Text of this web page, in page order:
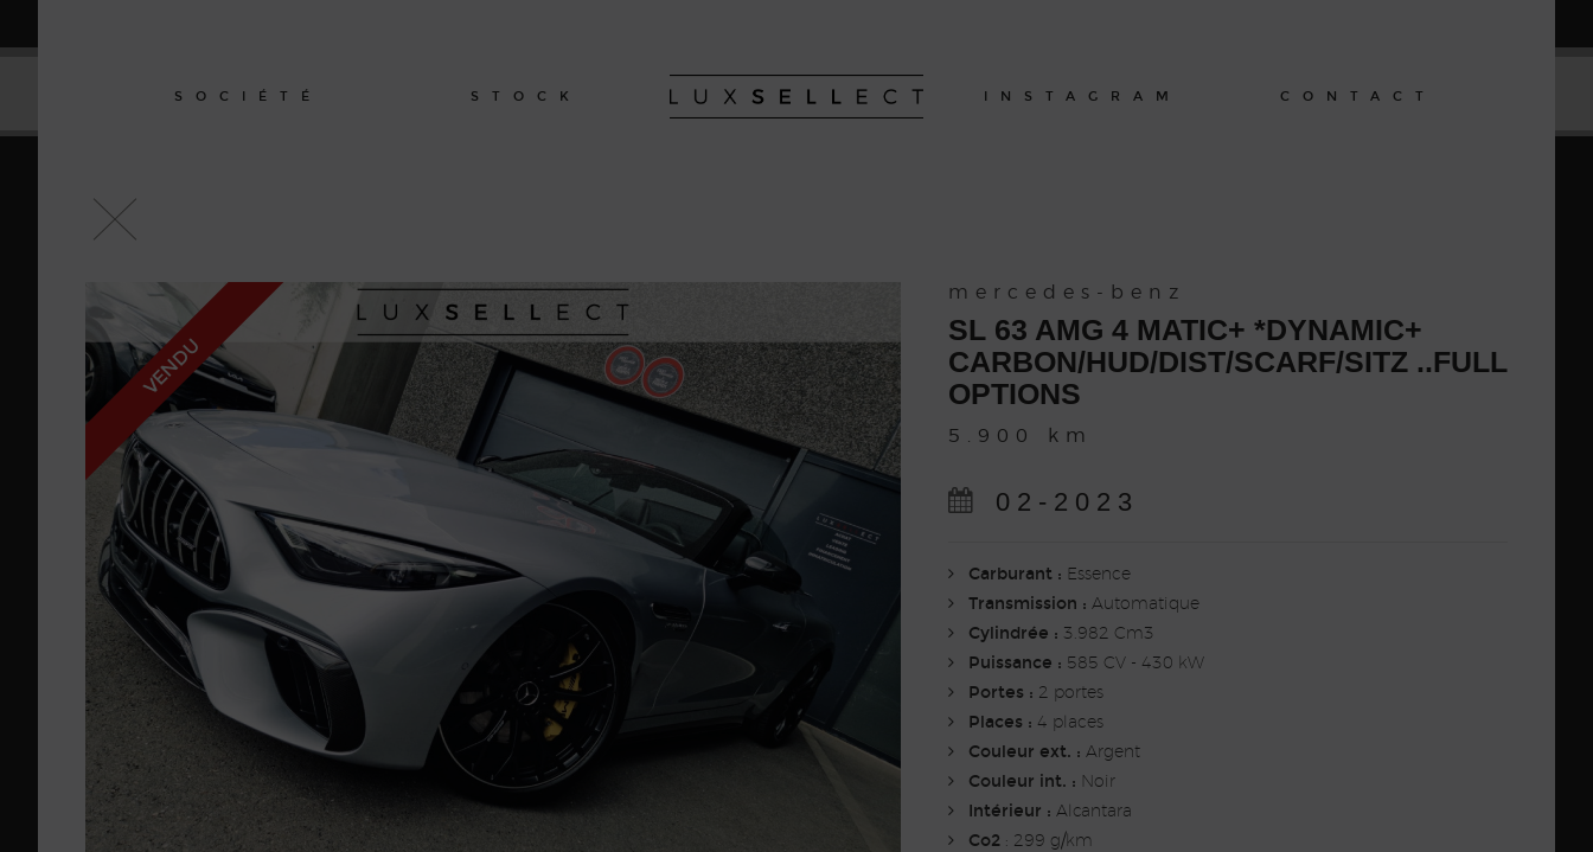
SOCIÉTÉ STOCK INSTAGRAM CONTACT
VENDU
mercedes-benz
SL 63 AMG 4 MATIC+ *DYNAMIC+
CARBON/HUD/DIST/SCARF/SITZ ..FULL
OPTIONS
5.900 km
02-2023
Carburant : Essence
Transmission : Automatique
Cylindrée : 3.982 Cm3
Puissance : 585 CV - 430 kW
Portes : 2 portes
Places : 4 places
Couleur ext. : Argent
Couleur int. : Noir
Intérieur : Alcantara
Co2: 299 g/km